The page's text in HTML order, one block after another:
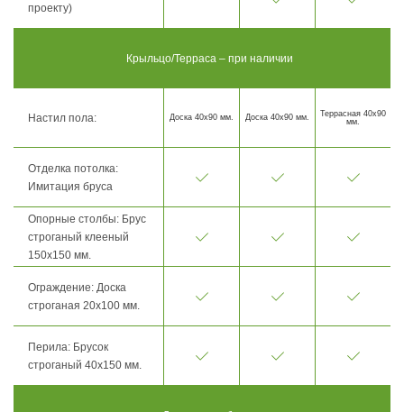
проекту)
Крыльцо/Терраса – при наличии
Настил пола: Доска 40х90 мм. Доска 40х90 мм.
Террасная 40х90
мм.
Отделка потолка:
Имитация бруса
Опорные столбы: Брус
строганый клееный
150х150 мм.
Ограждение: Доска
строганая 20х100 мм.
Перила: Брусок
строганый 40х150 мм.